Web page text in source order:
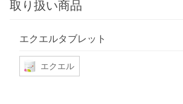
取り扱い商品
エクエルタブレット
エクエル